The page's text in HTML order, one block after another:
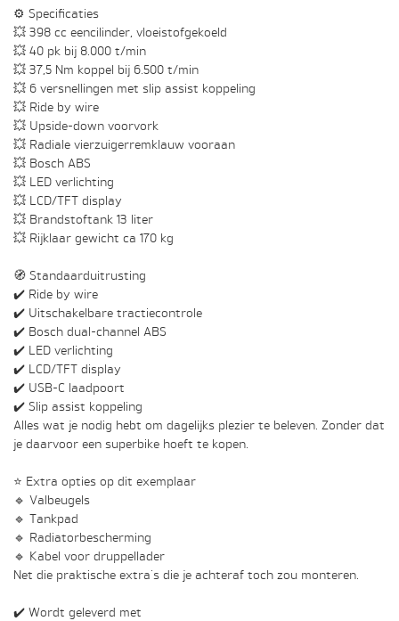
⚙️ Specificaties
💥 398 cc eencilinder, vloeistofgekoeld
💥 40 pk bij 8.000 t/min
💥 37,5 Nm koppel bij 6.500 t/min
💥 6 versnellingen met slip assist koppeling
💥 Ride by wire
💥 Upside-down voorvork
💥 Radiale vierzuigerremklauw vooraan
💥 Bosch ABS
💥 LED verlichting
💥 LCD/TFT display
💥 Brandstoftank 13 liter
💥 Rijklaar gewicht ca 170 kg
🧭 Standaarduitrusting
✔️ Ride by wire
✔️ Uitschakelbare tractiecontrole
✔️ Bosch dual-channel ABS
✔️ LED verlichting
✔️ LCD/TFT display
✔️ USB-C laadpoort
✔️ Slip assist koppeling
Alles wat je nodig hebt om dagelijks plezier te beleven. Zonder dat
je daarvoor een superbike hoeft te kopen.
⭐ Extra opties op dit exemplaar
🔹 Valbeugels
🔹 Tankpad
🔹 Radiatorbescherming
🔹 Kabel voor druppellader
Net die praktische extra's die je achteraf toch zou monteren.
✔️ Wordt geleverd met